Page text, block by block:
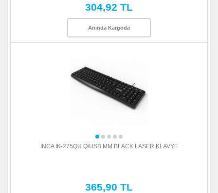
304,92 TL
Anında Kargoda
INCA IK-275QU Q/USB MM BLACK LASER KLAVYE
365,90 TL